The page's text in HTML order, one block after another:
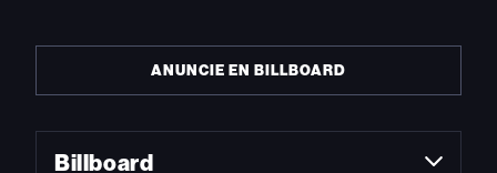
ANUNCIE EN BILLBOARD
Billboard